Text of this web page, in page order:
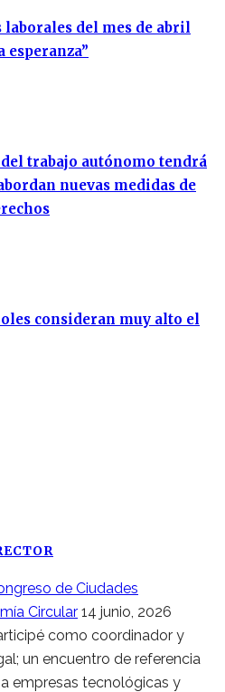
del mes de abril
esperanza”
trabajo autónomo tendrá
nuevas medidas de
consideran muy alto el
de Ciudades
Circular 14 junio, 2026
como coordinador y
un encuentro de referencia
empresas tecnológicas y